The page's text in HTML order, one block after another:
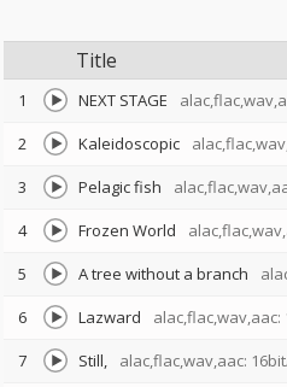
Title
1 NEXT STAGE
2
Kaleidoscopic
3
Pelagic fish
4
Frozen World
5
A tree without a branch
6
Lazward alac,flac,wav,aac:
7
Still, alac,flac,wav,aac: